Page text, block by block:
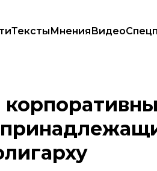
ТекстыМненияВидео
принадлежащих экс-